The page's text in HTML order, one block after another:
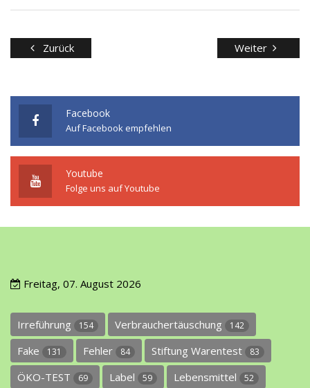
Zurück Weiter
Facebook
Auf Facebook empfehlen
Youtube
Folge uns auf Youtube
Freitag, 07. August 2026
Irreführung 154 Verbrauchertäuschung 142
Fake 131 Fehler 84 Stiftung Warentest 83
ÖKO-TEST 69 Label 59 Lebensmittel 52